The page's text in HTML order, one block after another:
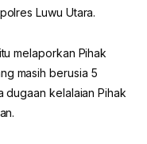
Luwu Utara.
melaporkan Pihak
masih berusia 5
dugaan kelalaian Pihak